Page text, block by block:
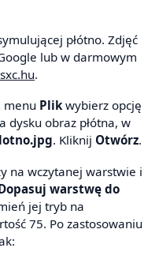
płótno. Zdjęć
lub w darmowym
.
menu Plikwybierz opcję
dysku obraz płótna, w
. Kliknij Otwórz.
na wczytanej warstwie i
warstwę do
jej tryb na
75. Po zastosowaniu